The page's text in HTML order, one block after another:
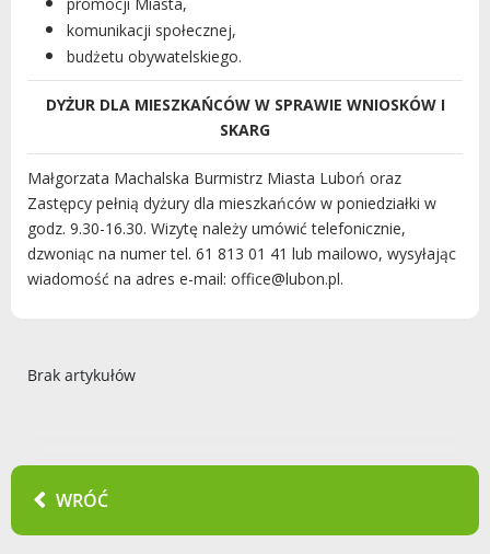
komunikacji społecznej,
budżetu obywatelskiego.
DYŻUR DLA MIESZKAŃCÓW W SPRAWIE WNIOSKÓW I
SKARG
Małgorzata Machalska Burmistrz Miasta Luboń oraz
Zastępcy pełnią dyżury dla mieszkańców w poniedziałki w
godz. 9.30-16.30. Wizytę należy umówić telefonicznie,
dzwoniąc na numer tel. 61 813 01 41 lub mailowo, wysyłając
wiadomość na adres e-mail: office@lubon.pl.
Brak artykułów
WRÓĆ